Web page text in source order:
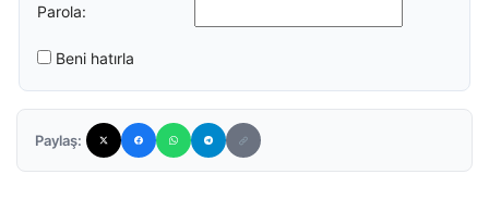
Parola:
Beni hatırla
Paylaş: